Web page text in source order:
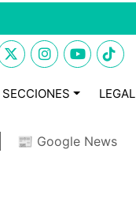
SECCIONES LEGAL
📰 Google News